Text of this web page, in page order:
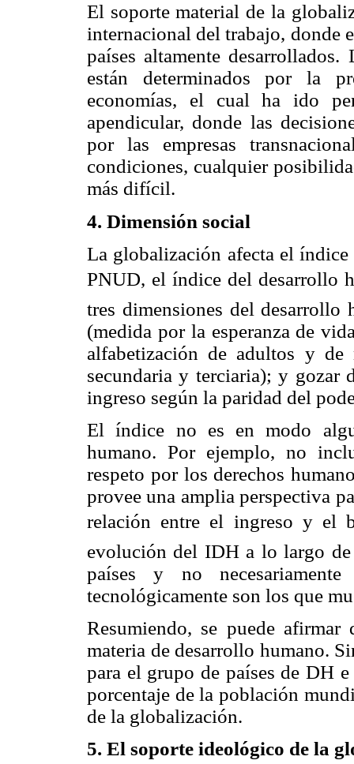
El soporte material de la
internacional del trabajo, donde
países altamente
están determinados por la
economías, el cual ha ido
apendicular, donde las
por las empresas
condiciones, cualquier
más difícil.
4. Dimensión social
La globalización afecta el
PNUD, el índice del desarrollo
tres dimensiones del
(medida por la esperanza de
alfabetización de adultos y de
secundaria y terciaria); y
ingreso según la paridad del
El índice no es en modo
humano. Por ejemplo, no
respeto por los derechos
provee una amplia perspectiva
relación entre el ingreso y el
evolución del IDH a lo largo
países y no
tecnológicamente son los que
Resumiendo, se puede
materia de desarrollo humano.
para el grupo de países de DH
porcentaje de la población
de la globalización.
5. El soporte ideológico de la